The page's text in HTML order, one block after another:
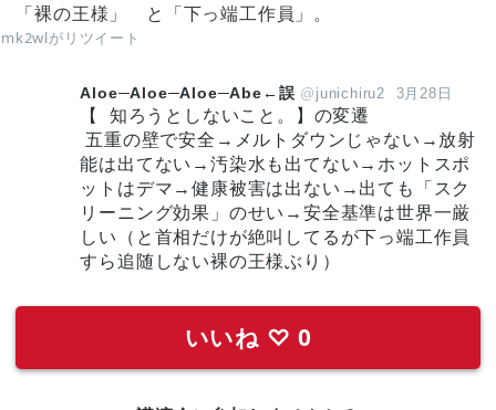
「裸の王様」 と「下っ端工作員」。
がリツイート
Aloe─Aloe─Aloe─Abe←誤 @ junichiru2 3月28日
【  知ろうとしないこと。】の変遷
能は出てない→汚染水も出てない→ホットスポ
ットはデマ→健康被害は出ない→出ても「スク
リーニング効果」のせい→安全基準は世界一厳
しい（と首相だけが絶叫してるが下っ端工作員
すら追随しない裸の王様ぶり）
いいね ♡ 0